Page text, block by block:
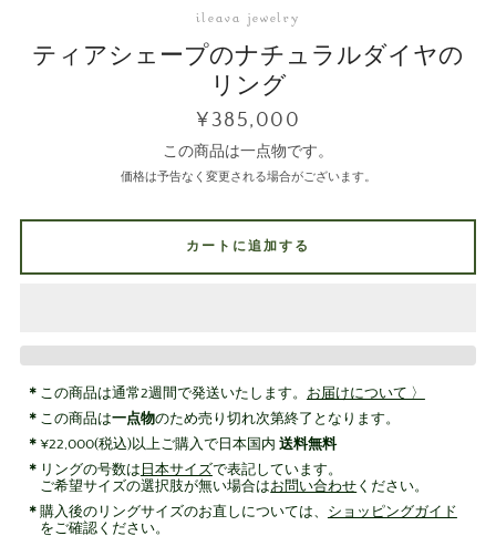
ileava jewelry
ティアシェープのナチュラルダイヤの
リング
¥385,000
この商品は一点物です。
価格は予告なく変更される場合がございます。
カートに追加する
この商品は通常2週間で発送いたします。 お届けについて 〉
この商品は一点物のため売り切れ次第終了となります。
¥22,000(税込)以上ご購入で日本国内 送料無料
リングの号数は 日本サイズで表記しています。
ご希望サイズの選択肢が無い場合はお問い合わせ ください。
購入後のリングサイズのお直しについては、 ショッピングガイド
をご確認ください。